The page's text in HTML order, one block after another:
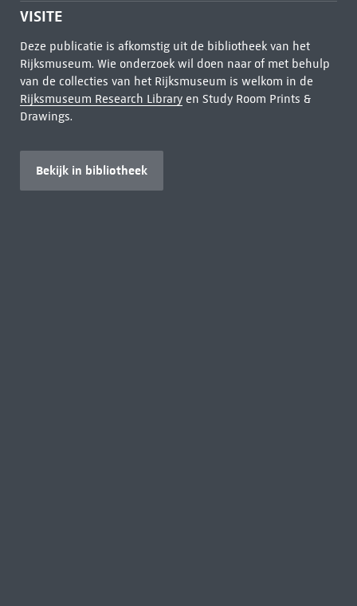
VISITE
Deze publicatie is afkomstig uit de bibliotheek van het
Rijksmuseum. Wie onderzoek wil doen naar of met behulp
van de collecties van het Rijksmuseum is welkom in de
Rijksmuseum Research Libraryen Study Room Prints &
Drawings.
Bekijk in bibliotheek